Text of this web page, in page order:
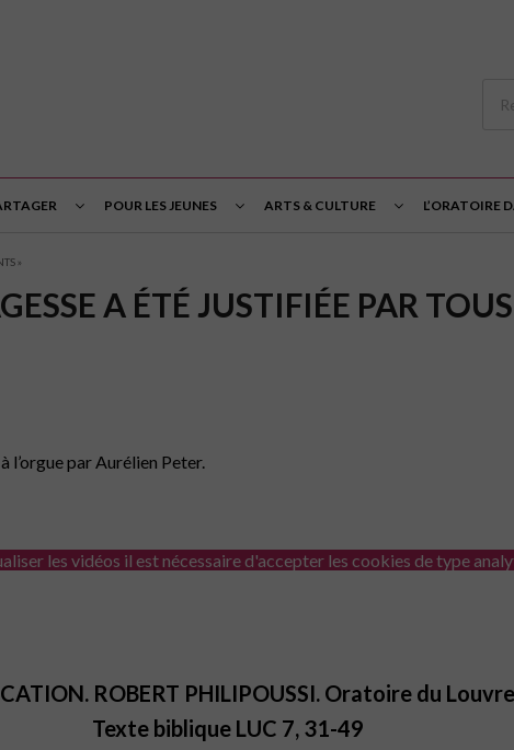
POUR LES JEUNES ARTS & CULTURE L’ORATOIRE
»
A ÉTÉ JUSTIFIÉE PAR
par Aurélien Peter.
les vidéos il est nécessaire d'accepter les cookies de type
ROBERT PHILIPOUSSI. Oratoire du
Texte biblique LUC 7, 31-49